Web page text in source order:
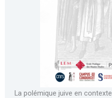
La polémique juive en contexte